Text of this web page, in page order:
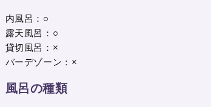
内風呂：○
露天風呂：○
貸切風呂：×
バーデゾーン：×
風呂の種類